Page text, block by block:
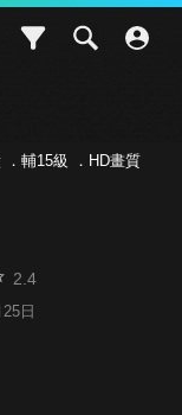
輔15級 ．HD畫質
2.4
日